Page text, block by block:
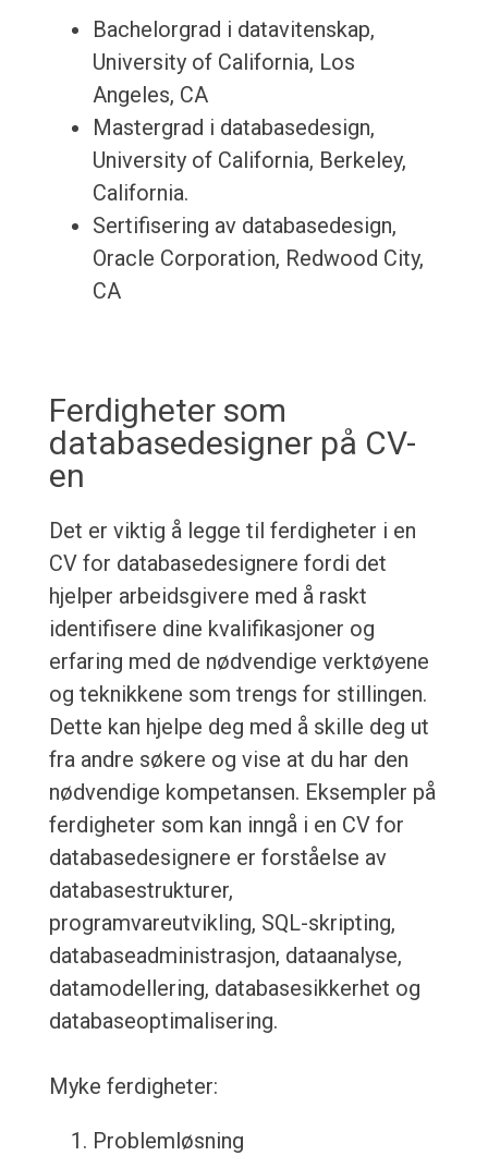
Bachelorgrad i datavitenskap,
University of California, Los
Angeles, CA
Mastergrad i databasedesign,
University of California, Berkeley,
California.
Sertifisering av databasedesign,
Oracle Corporation, Redwood City,
CA
Ferdigheter som
databasedesigner på CV-
en
Det er viktig å legge til ferdigheter i en
CV for databasedesignere fordi det
hjelper arbeidsgivere med å raskt
identifisere dine kvalifikasjoner og
erfaring med de nødvendige verktøyene
og teknikkene som trengs for stillingen.
Dette kan hjelpe deg med å skille deg ut
fra andre søkere og vise at du har den
nødvendige kompetansen. Eksempler på
ferdigheter som kan inngå i en CV for
databasedesignere er forståelse av
databasestrukturer,
programvareutvikling, SQL-skripting,
databaseadministrasjon, dataanalyse,
datamodellering, databasesikkerhet og
databaseoptimalisering.
Myke ferdigheter:
Problemløsning